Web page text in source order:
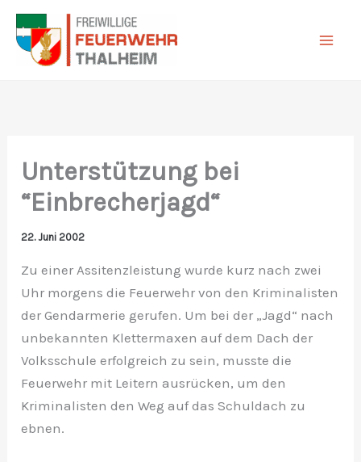
Zum
Inhalt
springen
Unterstützung bei
“Einbrecherjagd“
22. Juni 2002
Zu einer Assitenzleistung wurde kurz nach zwei
Uhr morgens die Feuerwehr von den Kriminalisten
der Gendarmerie gerufen. Um bei der „Jagd“ nach
unbekannten Klettermaxen auf dem Dach der
Volksschule erfolgreich zu sein, musste die
Feuerwehr mit Leitern ausrücken, um den
Kriminalisten den Weg auf das Schuldach zu
ebnen.